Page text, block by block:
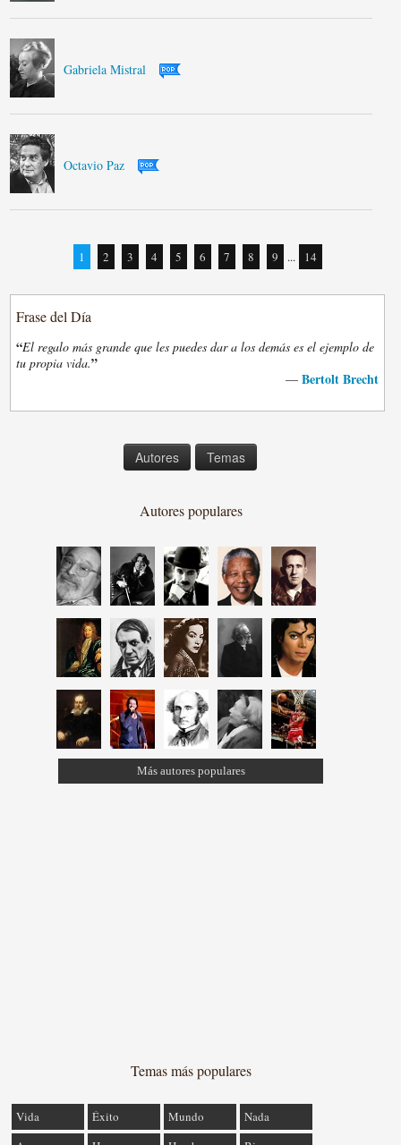
Gabriela Mistral
Octavio Paz
1 2 3 4 5 6 7 8 9 ... 14
Frase del Día
“El regalo más grande que les puedes dar a los demás es el ejemplo de
tu propia vida.”
— Bertolt Brecht
Autores Temas
Autores populares
Más autores populares
Temas más populares
Vida Éxito Mundo
Nada